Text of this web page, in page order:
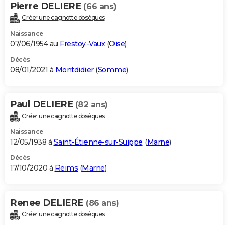
Pierre DELIERE (66 ans)
Créer une cagnotte obsèques
Naissance
07/06/1954 au Frestoy-Vaux(Oise)
Décès
08/01/2021 à Montdidier(Somme)
Paul DELIERE (82 ans)
Créer une cagnotte obsèques
Naissance
12/05/1938 à Saint-Étienne-sur-Suippe (Marne)
Décès
17/10/2020 à Reims (Marne)
Renee DELIERE (86 ans)
Créer une cagnotte obsèques